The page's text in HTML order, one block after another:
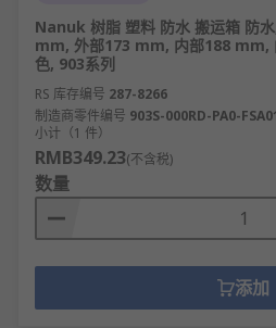
Nanuk 树脂 塑料 防水 搬运箱 防
mm, 外部173 mm, 内部188 mm,
色, 903系列
RS 库存编号 287-8266
制造商零件编号 903S-000RD-PA0-
小计（1 件）
RMB349.23(不含税)
数量
添加